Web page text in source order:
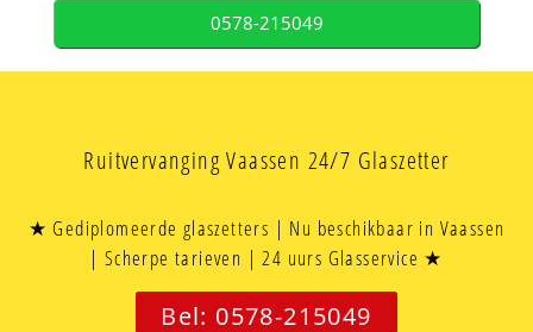
0578-215049
Ruitvervanging Vaassen 24/7 Glaszetter
★ Gediplomeerde glaszetters | Nu beschikbaar in Vaassen
| Scherpe tarieven | 24 uurs Glasservice ★
Bel: 0578-215049